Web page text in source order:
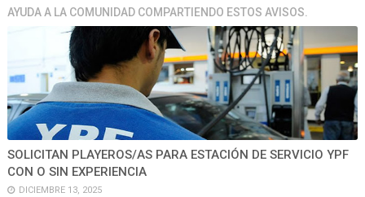
AYUDA A LA COMUNIDAD COMPARTIENDO ESTOS AVISOS.
SOLICITAN PLAYEROS/AS PARA ESTACIÓN DE SERVICIO YPF
CON O SIN EXPERIENCIA
DICIEMBRE 13, 2025